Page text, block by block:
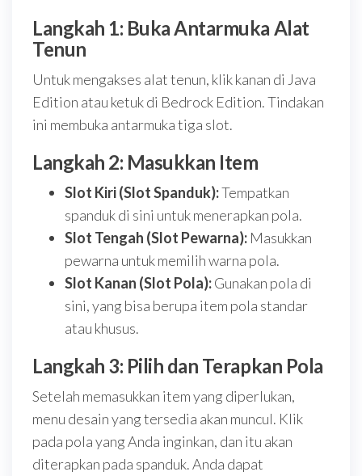
Langkah 1: Buka Antarmuka Alat
Tenun
Untuk mengakses alat tenun, klik kanan di Java
Edition atau ketuk di Bedrock Edition. Tindakan
ini membuka antarmuka tiga slot.
Langkah 2: Masukkan Item
Slot Kiri (Slot Spanduk):Tempatkan
spanduk di sini untuk menerapkan pola.
Slot Tengah (Slot Pewarna): Masukkan
pewarna untuk memilih warna pola.
Slot Kanan (Slot Pola):Gunakan pola di
sini, yang bisa berupa item pola standar
atau khusus.
Langkah 3: Pilih dan Terapkan Pola
Setelah memasukkan item yang diperlukan,
menu desain yang tersedia akan muncul. Klik
pada pola yang Anda inginkan, dan itu akan
diterapkan pada spanduk. Anda dapat